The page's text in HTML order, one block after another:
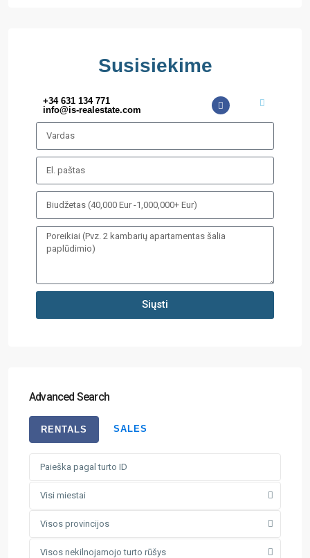
Susisiekime
+34 631 134 771
info@is-realestate.com
Siųsti
Advanced Search
RENTALS SALES
Visi miestai
Visos provincijos
Visos nekilnojamojo turto rūšys